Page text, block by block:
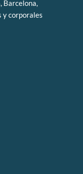
Barcelona,
y corporales